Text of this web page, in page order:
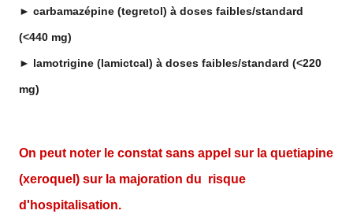
► carbamazépine (tegretol) à doses faibles/standard
(<440 mg)
► lamotrigine (lamictcal) à doses faibles/standard (<220
mg)
On peut noter le constat sans appel sur la quetiapine
(xeroquel) sur la majoration du risque
d'hospitalisation.